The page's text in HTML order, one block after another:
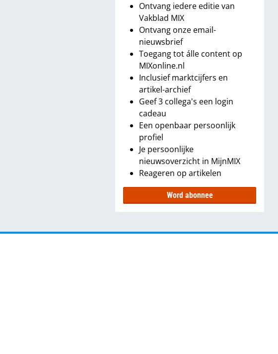
Ontvang iedere editie van
Vakblad MIX
Ontvang onze email-
nieuwsbrief
Toegang tot álle content op
MIXonline.nl
Inclusief marktcijfers en
artikel-archief
Geef 3 collega's een login
cadeau
Een openbaar persoonlijk
profiel
Je persoonlijke
nieuwsoverzicht in MijnMIX
Reageren op artikelen
Word abonnee